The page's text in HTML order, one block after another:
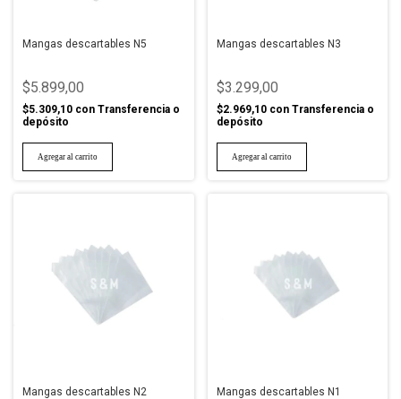
Mangas descartables N5
$5.899,00
$5.309,10 con Transferencia o
depósito
Mangas descartables N3
$3.299,00
$2.969,10 con Transferencia o
depósito
Mangas descartables N2 Mangas descartables N1